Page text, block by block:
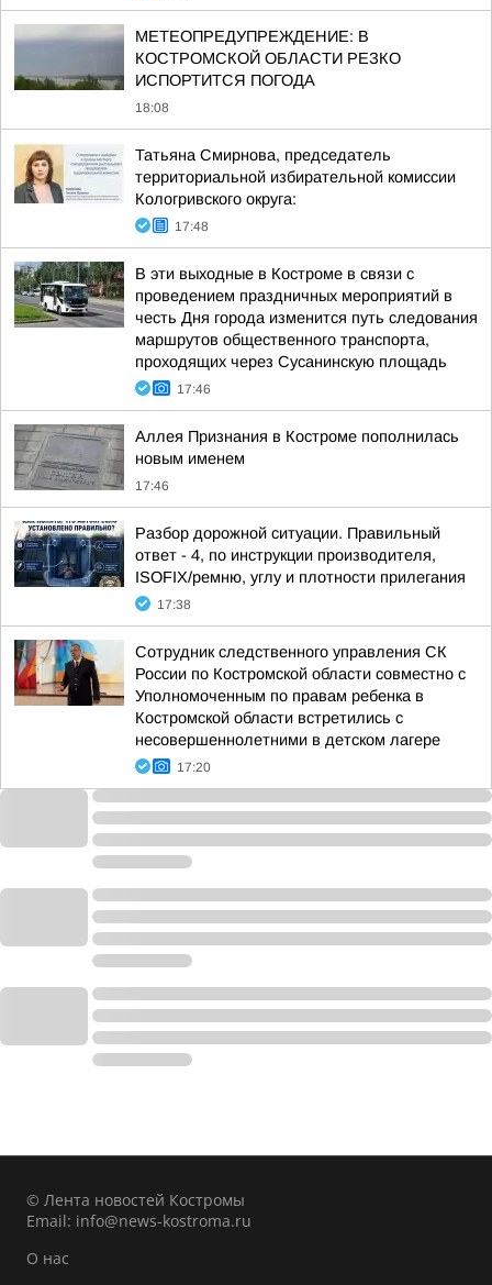
МЕТЕОПРЕДУПРЕЖДЕНИЕ: В
КОСТРОМСКОЙ ОБЛАСТИ РЕЗКО
ИСПОРТИТСЯ ПОГОДА
18:08
Татьяна Смирнова, председатель
территориальной избирательной комиссии
Кологривского округа:
17:48
В эти выходные в Костроме в связи с
проведением праздничных мероприятий в
честь Дня города изменится путь следования
маршрутов общественного транспорта,
проходящих через Сусанинскую площадь
17:46
Аллея Признания в Костроме пополнилась
новым именем
17:46
Разбор дорожной ситуации. Правильный
ответ - 4, по инструкции производителя,
ISOFIX/ремню, углу и плотности прилегания
17:38
Сотрудник следственного управления СК
России по Костромской области совместно с
Уполномоченным по правам ребенка в
Костромской области встретились с
несовершеннолетними в детском лагере
17:20
© Лента новостей Костромы
Email: info@news-kostroma.ru
О нас